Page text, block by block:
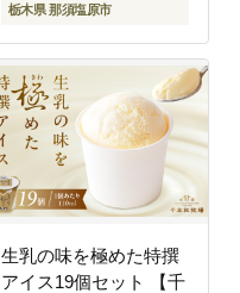
栃木県 那須塩原市
生乳の味を極めた特撰
アイス19個セット 【千